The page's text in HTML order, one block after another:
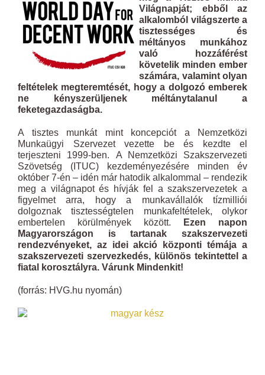
Világnapját; ebből az
alkalomból világszerte a
tisztességes és
méltányos munkához
való hozzáférést
követelik minden ember
számára, valamint olyan
feltételek megteremtését, hogy a dolgozó emberek
ne kényszerüljenek méltánytalanul a
feketegazdaságba.
A tisztes munkát mint koncepciót a Nemzetközi
Munkaügyi Szervezet vezette be és kezdte el
terjeszteni 1999-ben. A Nemzetközi Szakszervezeti
Szövetség (ITUC) kezdeményezésére minden év
október 7-én – idén már hatodik alkalommal – rendezik
meg a világnapot és hívják fel a szakszervezetek a
figyelmet arra, hogy a munkavállalók tízmilliói
dolgoznak tisztességtelen munkafeltételek, olykor
embertelen körülmények között.
Ezen napon
Magyarországon is tartanak szakszervezeti
rendezvényeket, az idei akció központi témája a
szakszervezeti szervezkedés, különös tekintettel a
fiatal korosztályra. Várunk Mindenkit!
(forrás: HVG.hu nyomán)